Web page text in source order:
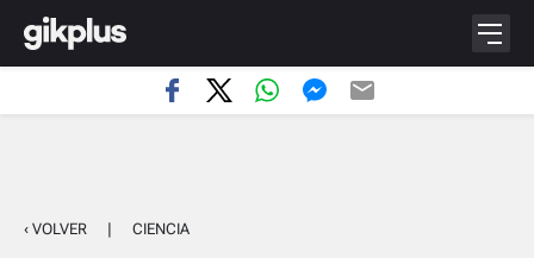
‹ VOLVER | CIENCIA